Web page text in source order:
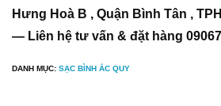
Hưng Hoà B , Quận Bình Tân ,
— Liên hệ tư vấn & đặt hàng
DANH MỤC: SẠC BÌNH ẮC QUY